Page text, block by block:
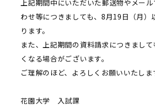
上記期間中にいただいた郵送物やメー
わせ等につきましても、8月19日（月）
ります。
また、上記期間の資料請求につきまし
くなる場合がございます。
ご理解のほど、よろしくお願いいたしま
花園大学 入試課